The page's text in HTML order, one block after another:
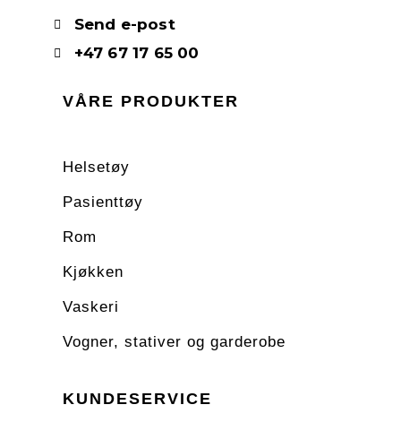
Send e-post
+47 67 17 65 00
VÅRE PRODUKTER
Helsetøy
Pasienttøy
Rom
Kjøkken
Vaskeri
Vogner, stativer og garderobe
KUNDESERVICE